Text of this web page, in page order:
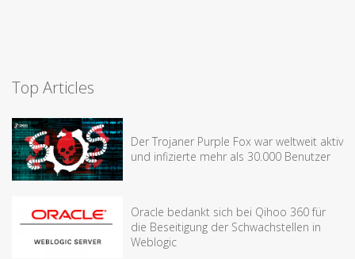
Top Articles
Der Trojaner Purple Fox war weltweit aktiv
und infizierte mehr als 30.000 Benutzer
Oracle bedankt sich bei Qihoo 360 für
die Beseitigung der Schwachstellen in
Weblogic